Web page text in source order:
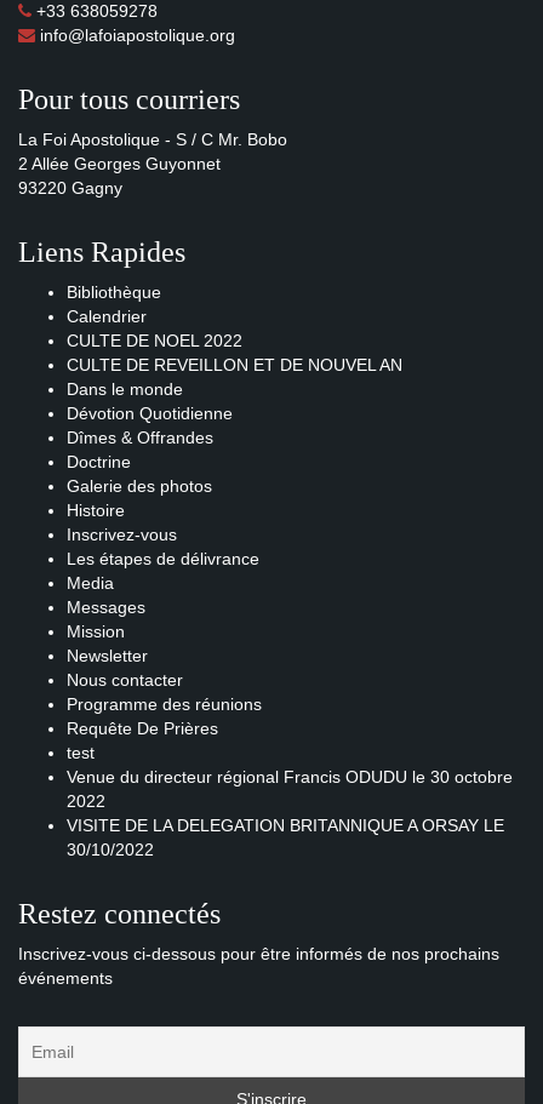
+33 638059278
info@lafoiapostolique.org
Pour tous courriers
La Foi Apostolique - S / C Mr. Bobo
2 Allée Georges Guyonnet
93220 Gagny
Liens Rapides
Bibliothèque
Calendrier
CULTE DE NOEL 2022
CULTE DE REVEILLON ET DE NOUVEL AN
Dans le monde
Dévotion Quotidienne
Dîmes & Offrandes
Doctrine
Galerie des photos
Histoire
Inscrivez-vous
Les étapes de délivrance
Media
Messages
Mission
Newsletter
Nous contacter
Programme des réunions
Requête De Prières
test
Venue du directeur régional Francis ODUDU le 30 octobre
2022
VISITE DE LA DELEGATION BRITANNIQUE A ORSAY LE
30/10/2022
Restez connectés
Inscrivez-vous ci-dessous pour être informés de nos prochains
événements